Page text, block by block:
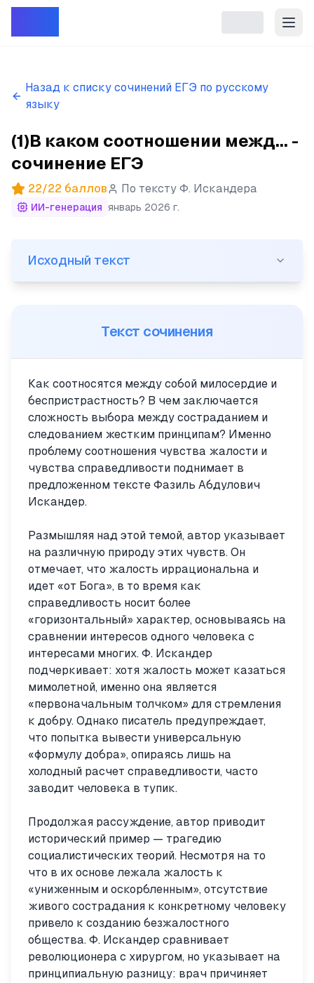
Назад к списку сочинений ЕГЭ по русскому
языку
(1)В каком соотношении межд... -
сочинение ЕГЭ
22/22 баллов По тексту Ф. Искандера
ИИ-генерация январь 2026 г.
(1)В каком соотношении между собой чувство
Исходный текст
Текст сочинения
Как соотносятся между собой милосердие и
беспристрастность? В чем заключается
сложность выбора между состраданием и
следованием жестким принципам? Именно
проблему соотношения чувства жалости и
чувства справедливости поднимает в
предложенном тексте Фазиль Абдулович
Искандер.
Размышляя над этой темой, автор указывает
на различную природу этих чувств. Он
отмечает, что жалость иррациональна и
идет «от Бога», в то время как
справедливость носит более
«горизонтальный» характер, основываясь на
сравнении интересов одного человека с
интересами многих. Ф. Искандер
подчеркивает: хотя жалость может казаться
мимолетной, именно она является
«первоначальным толчком» для стремления
к добру. Однако писатель предупреждает,
что попытка вывести универсальную
«формулу добра», опираясь лишь на
холодный расчет справедливости, часто
заводит человека в тупик.
Продолжая рассуждение, автор приводит
исторический пример — трагедию
социалистических теорий. Несмотря на то
что в их основе лежала жалость к
«униженным и оскорбленным», отсутствие
живого сострадания к конкретному человеку
привело к созданию безжалостного
общества. Ф. Искандер сравнивает
революционера с хирургом, но указывает на
принципиальную разницу: врач причиняет